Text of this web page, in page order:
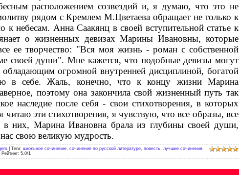
расположением созвездий и, я думаю, что это не
рядом с Кремлем М.Цветаева обращает не только к
к небесам. Анна Саакянц в своей вступительной статье к
о жизненных девизах Марины Ивановны, которые
ее творчество: "Вся моя жизнь - роман с собственной
своей души". Мне кажется, что подобные девизы могут
огромной внутренней дисциплиной, богатой
в себе. Жаль, конечно, что к концу жизни Марина
поэтому она закончила свой жизненный путь так
наследие после себя - свои стихотворения, в которых
читаю эти стихотворения, я чувствую, что все образы, все
них, Марина Ивановна брала из глубины своей души,
свою великую мудрость.
Теги: школьное сочинение сочинение по русской литературе повесть лучшие сочинения
Рейтинг: 5.0/1